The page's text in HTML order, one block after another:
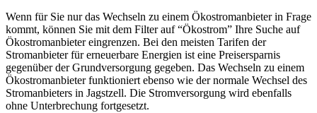
Wenn für Sie nur das Wechseln zu einem Ökostromanbieter in Frage
kommt, können Sie mit dem Filter auf “Ökostrom” Ihre Suche auf
Ökostromanbieter eingrenzen. Bei den meisten Tarifen der
Stromanbieter für erneuerbare Energien ist eine Preisersparnis
gegenüber der Grundversorgung gegeben. Das Wechseln zu einem
Ökostromanbieter funktioniert ebenso wie der normale Wechsel des
Stromanbieters in Jagstzell. Die Stromversorgung wird ebenfalls
ohne Unterbrechung fortgesetzt.